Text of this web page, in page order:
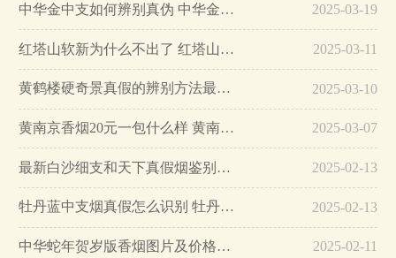
中华金中支如何辨别真伪 中华金中支真假烟鉴别方法… 2025-03-19
红塔山软新为什么不出了 红塔山软新烟停售原因详解… 2025-03-11
黄鹤楼硬奇景真假的辨别方法最简单版… 2025-03-10
黄南京香烟20元一包什么样 黄南京香烟真假鉴别… 2025-03-07
最新白沙细支和天下真假烟鉴别指南… 2025-02-13
牡丹蓝中支烟真假怎么识别 牡丹蓝中支烟真假鉴别带图… 2025-02-13
中华蛇年贺岁版香烟图片及价格大全… 2025-02-11